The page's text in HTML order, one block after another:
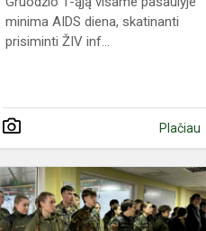
minima AIDS diena, skatinanti
prisiminti ŽIV inf...
Plačiau